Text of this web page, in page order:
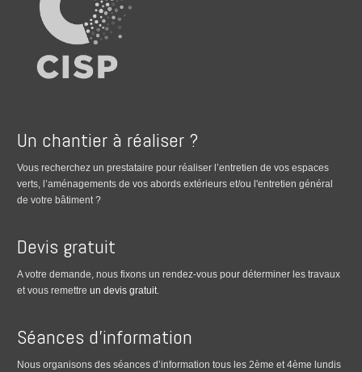
Un chantier à réaliser ?
Vous recherchez un prestataire pour réaliser l’entretien de vos espaces
verts, l’aménagements de vos abords extérieurs et/ou l'entretien général
de votre bâtiment ?
Devis gratuit
A votre demande, nous fixons un rendez-vous pour déterminer les travaux
et vous remettreun devis gratuit.
Séances d’information
Nous organisons des séances d’information tous les 2ème et 4ème lundis